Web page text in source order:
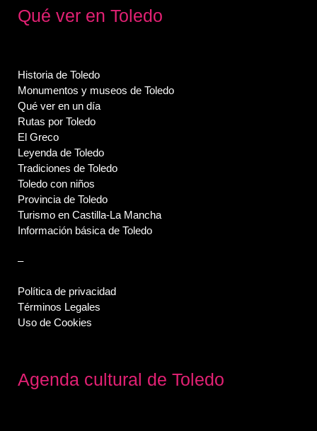
Qué ver en Toledo
Historia de Toledo
Monumentos y museos de Toledo
Qué ver en un día
Rutas por Toledo
El Greco
Leyenda de Toledo
Tradiciones de Toledo
Toledo con niños
Provincia de Toledo
Turismo en Castilla-La Mancha
Información básica de Toledo
–
Política de privacidad
Términos Legales
Uso de Cookies
Agenda cultural de Toledo